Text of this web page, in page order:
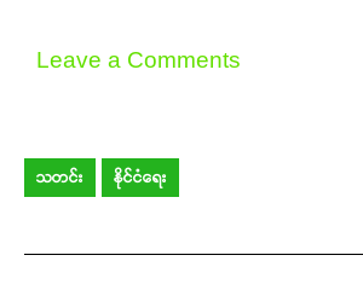
Leave a Comments
သတင်း နိုင်ငံရေး